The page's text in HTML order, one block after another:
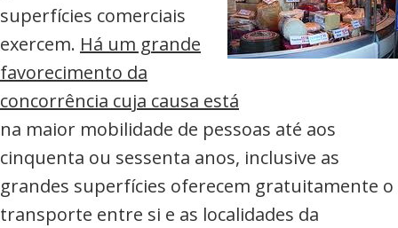
superfícies comerciais
exercem. Há um grande
favorecimento da
concorrência cuja causa está
na maior mobilidade de pessoas até aos
cinquenta ou sessenta anos, inclusive as
grandes superfícies oferecem gratuitamente o
transporte entre si e as localidades da